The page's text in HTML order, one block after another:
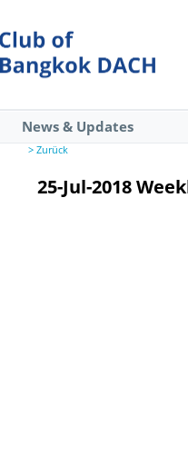
News & Updates
> Zurück
25-Jul-2018